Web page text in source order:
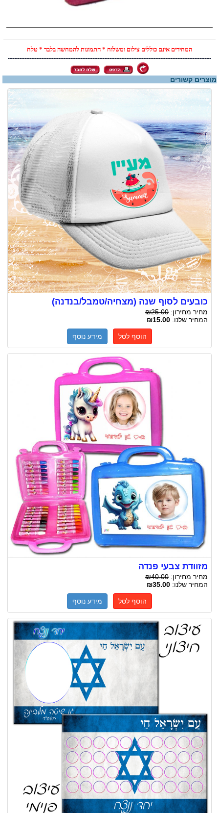
המחירים אינם כוללים צילום ומשלוח * התמונות להמחשה בלבד * טלח
מוצרים קשורים
כובעים לסוף שנה (מצחיה/טמבל/בנדנה)
מחיר מחירון: ₪25.00
המחיר שלנו: ₪15.00
הוסף לסל מידע נוסף
מזוודת צבעי פנדה
מחיר מחירון: ₪40.00
המחיר שלנו: ₪35.00
הוסף לסל מידע נוסף